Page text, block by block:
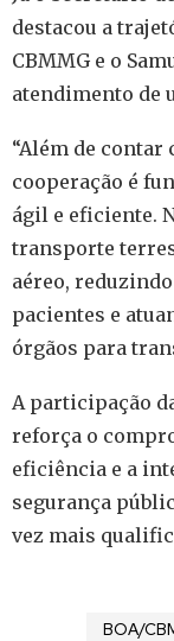
destacou a
CBMMG e o
atendimento de
“Além de
cooperação é
ágil e eficiente.
transporte
aéreo,
pacientes e
órgãos para
A participação
reforça o
eficiência e a
segurança
vez mais
BOA/